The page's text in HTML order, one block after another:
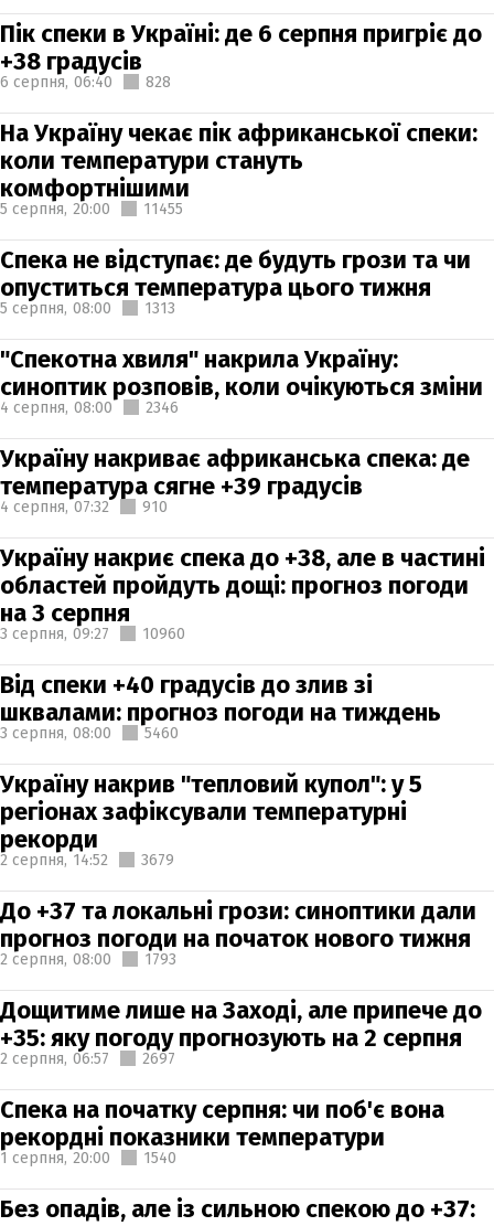
Пік спеки в Україні: де 6 серпня пригріє до
+38 градусів
6 серпня, 06:40 828
На Україну чекає пік африканської спеки:
коли температури стануть
комфортнішими
5 серпня, 20:00 11455
Спека не відступає: де будуть грози та чи
опуститься температура цього тижня
5 серпня, 08:00 1313
"Спекотна хвиля" накрила Україну:
синоптик розповів, коли очікуються зміни
4 серпня, 08:00 2346
Україну накриває африканська спека: де
температура сягне +39 градусів
4 серпня, 07:32 910
Україну накриє спека до +38, але в частині
областей пройдуть дощі: прогноз погоди
на 3 серпня
3 серпня, 09:27 10960
Від спеки +40 градусів до злив зі
шквалами: прогноз погоди на тиждень
3 серпня, 08:00 5460
Україну накрив "тепловий купол": у 5
регіонах зафіксували температурні
рекорди
2 серпня, 14:52 3679
До +37 та локальні грози: синоптики дали
прогноз погоди на початок нового тижня
2 серпня, 08:00 1793
Дощитиме лише на Заході, але припече до
+35: яку погоду прогнозують на 2 серпня
2 серпня, 06:57 2697
Спека на початку серпня: чи поб'є вона
рекордні показники температури
1 серпня, 20:00 1540
Без опадів, але із сильною спекою до +37: